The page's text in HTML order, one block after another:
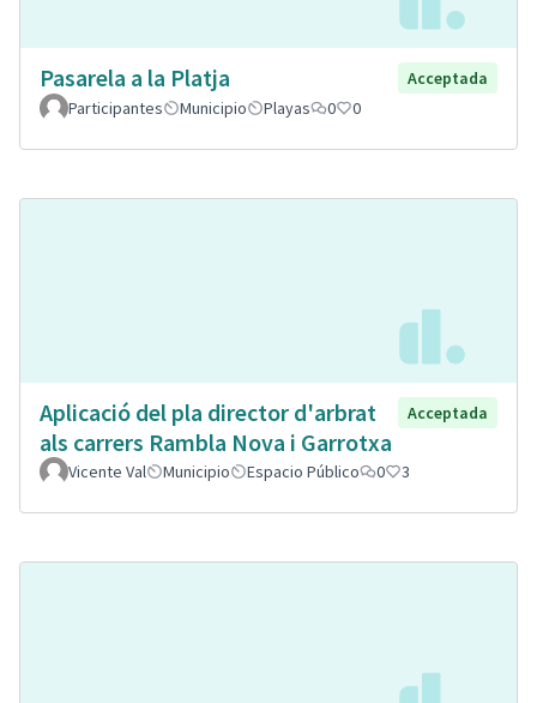
Pasarela a la Platja
Acceptada
Participantes
Municipio Playas 0 0
Aplicació del pla director d'arbrat
als carrers Rambla Nova i Garrotxa
Acceptada
Vicente Val Municipio Espacio Público 0 3